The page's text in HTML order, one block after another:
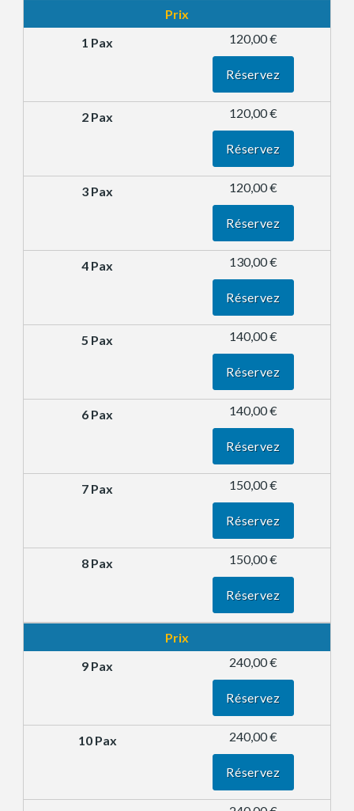
Prix
120,00 €
Réservez
120,00 €
Réservez
120,00 €
Réservez
130,00 €
Réservez
140,00 €
Réservez
140,00 €
Réservez
150,00 €
Réservez
150,00 €
Réservez
Prix
240,00 €
Réservez
240,00 €
Réservez